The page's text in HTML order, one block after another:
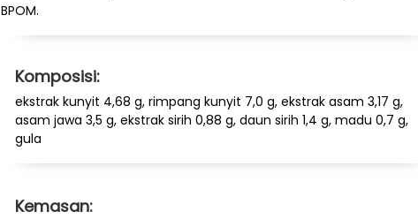
BPOM.
Komposisi:
ekstrak kunyit 4,68 g, rimpang kunyit 7,0 g, ekstrak asam 3,17 g,
asam jawa 3,5 g, ekstrak sirih 0,88 g, daun sirih 1,4 g, madu 0,7 g,
gula
Kemasan: